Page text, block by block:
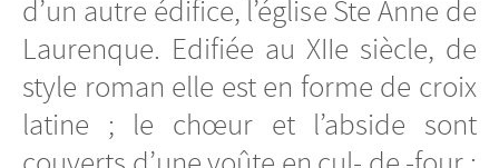
d’un autre édifice, l’église Ste Anne de
Laurenque. Edifiée au XIIe siècle, de
style roman elle est en forme de croix
latine ; le chœur et l’abside sont